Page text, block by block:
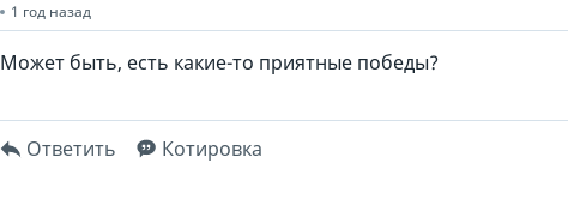
1 год назад
Может быть, есть какие-то приятные победы?
Ответить Котировка